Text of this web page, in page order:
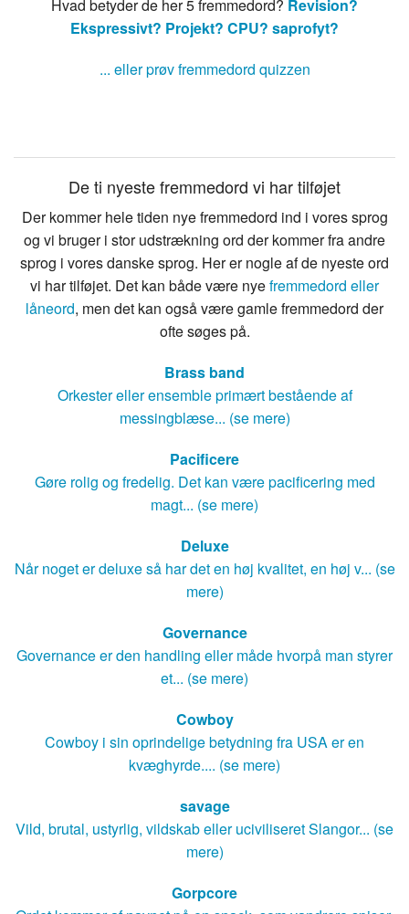
Hvad betyder de her 5 fremmedord? Revision?
Ekspressivt? Projekt? CPU? saprofyt?
... eller prøv fremmedord quizzen
De ti nyeste fremmedord vi har tilføjet
Der kommer hele tiden nye fremmedord ind i vores sprog
og vi bruger i stor udstrækning ord der kommer fra andre
sprog i vores danske sprog. Her er nogle af de nyeste ord
vi har tilføjet. Det kan både være nyefremmedord eller
låneord, men det kan også være gamle fremmedord der
ofte søges på.
Brass band
Orkester eller ensemble primært bestående af
messingblæse... (se mere)
Pacificere
Gøre rolig og fredelig. Det kan være pacificering med
magt... (se mere)
Deluxe
Når noget er deluxe så har det en høj kvalitet, en høj v... (se
mere)
Governance
Governance er den handling eller måde hvorpå man styrer
et... (se mere)
Cowboy
Cowboy i sin oprindelige betydning fra USA er en
kvæghyrde.... (se mere)
savage
Vild, brutal, ustyrlig, vildskab eller uciviliseret Slangor... (se
mere)
Gorpcore